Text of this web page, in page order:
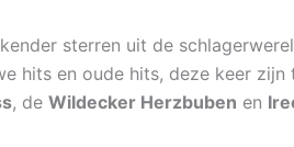
sterren uit de
hits en oude hits, deze keer
, de Wildecker Herzbuben en